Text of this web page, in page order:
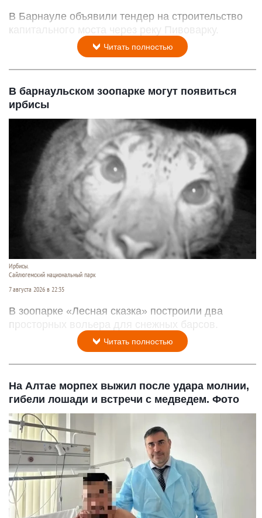
В Барнауле объявили тендер на строительство
капитального моста через реку Пивоварку.
Читать полностью
В барнаульском зоопарке могут появиться
ирбисы
Ирбисы.
Сайлюгемский национальный парк
7 августа 2026 в 22:35
В зоопарке «Лесная сказка» построили два
просторных вольера для снежных барсов.
Читать полностью
На Алтае морпех выжил после удара молнии,
гибели лошади и встречи с медведем. Фото